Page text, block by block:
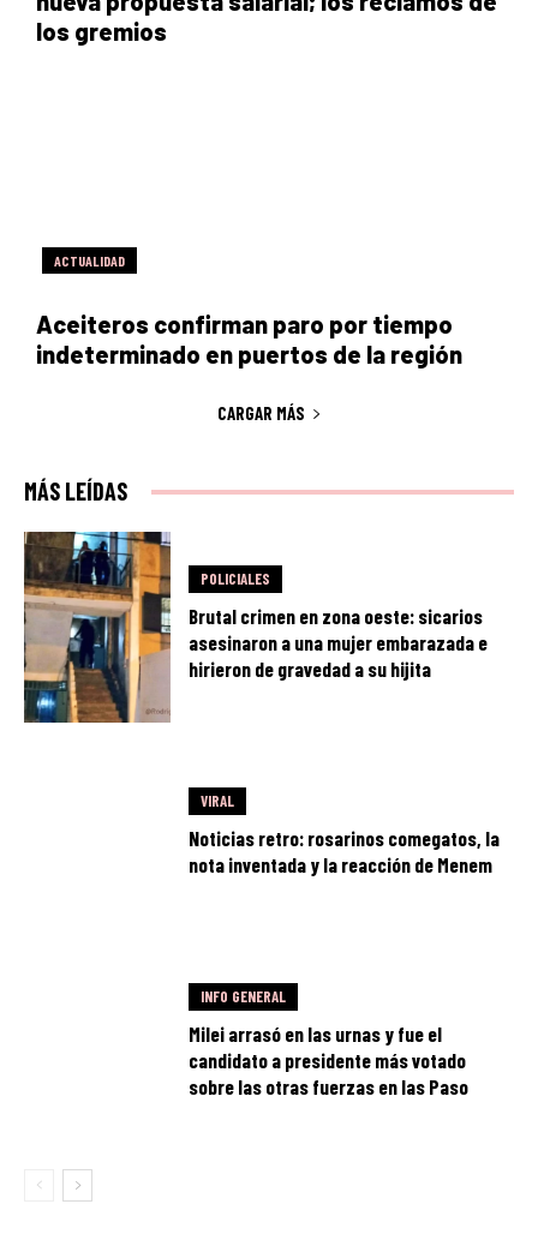
los gremios
ACTUALIDAD
Aceiteros confirman paro por tiempo
indeterminado en puertos de la región
CARGAR MÁS
MÁS LEÍDAS
POLICIALES
Brutal crimen en zona oeste: sicarios
asesinaron a una mujer embarazada e
hirieron de gravedad a su hijita
VIRAL
Noticias retro: rosarinos comegatos, la
nota inventada y la reacción de Menem
INFO GENERAL
Milei arrasó en las urnas y fue el
candidato a presidente más votado
sobre las otras fuerzas en las Paso